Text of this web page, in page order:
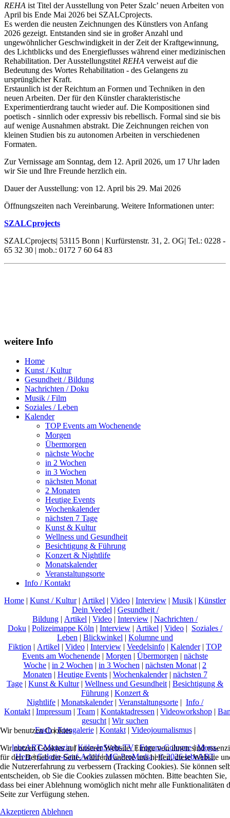
REHA ist Titel der Ausstellung von Peter Szalc’ neuen Arbeiten von
April bis Ende Mai 2026 bei SZALCprojects.
Es werden die neusten Zeichnungen des Künstlers von Anfang
2026 gezeigt. Entstanden sind sie in großer Anzahl und
ungewöhnlicher Geschwindigkeit in der Zeit der Kraftgewinnung,
des Lichtblicks und des Energieflusses während einer medizinischen
Rehabilitation. Der Ausstellungstitel REHA verweist auf die
Bedeutung des Wortes Rehabilitation - des Gelangens zu
ursprünglicher Kraft.
Erstaunlich ist der Reichtum an Formen und Techniken in den
neuen Arbeiten. Der für den Künstler charakteristische
Experimentierdrang taucht wieder auf. Die Kompositionen sind
poetisch - sinnlich oder expressiv bis rebellisch. Formal sind sie bis
auf wenige Ausnahmen abstrakt. Die Zeichnungen reichen von
kleinen Studien bis zu autonomen Arbeiten in verschiedenen
Formaten.
Zur Vernissage am Sonntag, dem 12. April 2026, um 17 Uhr laden
wir Sie und Ihre Freunde herzlich ein.
Dauer der Ausstellung: von 12. April bis 29. Mai 2026
Öffnungszeiten nach Vereinbarung. Weitere Informationen unter:
SZALCprojects
SZALCprojects| 53115 Bonn | Kurfürstenstr. 31, 2. OG| Tel.: 0228 -
65 32 30 | mob.: 0172 7 60 64 83
weitere Info
Home
Kunst / Kultur
Gesundheit / Bildung
Nachrichten / Doku
Musik / Film
Soziales / Leben
Kalender
TOP Events am Wochenende
Morgen
Übermorgen
nächste Woche
in 2 Wochen
in 3 Wochen
nächsten Monat
2 Monaten
Heutige Events
Wochenkalender
nächsten 7 Tage
Kunst & Kultur
Wellness und Gesundheit
Besichtigung & Führung
Konzert & Nightlife
Monatskalender
Veranstaltungsorte
Info / Kontakt
Home | Kunst / Kultur| Artikel | Video | Interview | Musik | Künstler
Dein Veedel | Gesundheit /
Bildung | Artikel | Video | Interview | Nachrichten /
Doku | Polizeimappe Köln | Interview | Artikel | Video | Soziales /
Leben | Blickwinkel | Kolumne und
Fiktion | Artikel | Video | Interview | Veedelsinfo | Kalender| TOP
Events am Wochenende | Morgen | Übermorgen | nächste
Woche | in 2 Wochen | in 3 Wochen | nächsten Monat | 2
Monaten | Heutige Events| Wochenkalender| nächsten 7
Tage | Kunst & Kultur| Wellness und Gesundheit | Besichtigung &
Führung | Konzert &
Nightlife | Monatskalender| Veranstaltungsorte | Info /
Kontakt | Impressum | Team | Kontaktadressen | Videoworkshop |
gesucht | Wir suchen
Euch|Fotogalerie| Kontakt| Videojournalismus|
lebeART-Magazin|Köln-InSight-TV|Forum-Cologne|Mega-
Herz|Galerie-Graf-Adolf|MC-ProMedia|© 2026 lebeART
Wir benutzen Cookies
Wir nutzen Cookies auf unserer Website. Einige von ihnen sind
für den Betrieb der Seite, während andere uns helfen, diese Website
die Nutzererfahrung zu verbessern (Tracking Cookies). Sie können
entscheiden, ob Sie die Cookies zulassen möchten. Bitte beachten Sie,
dass bei einer Ablehnung womöglich nicht mehr alle Funktionalitäten
Seite zur Verfügung stehen.
Akzeptieren Ablehnen